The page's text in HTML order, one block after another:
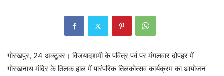
गोरखपुर, 24 अक्टूबर। विजयादशमी के पवित्र पर्व पर मंगलवार दोपहर में
गोरखनाथ मंदिर के तिलक हाल में पारंपरिक तिलकोत्सव कार्यक्रम का आयोजन